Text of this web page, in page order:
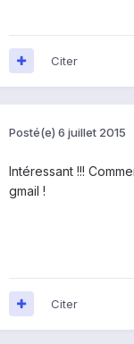
Citer
Posté(e) 6 juillet 2015
Intéressant !!!
gmail !
Citer